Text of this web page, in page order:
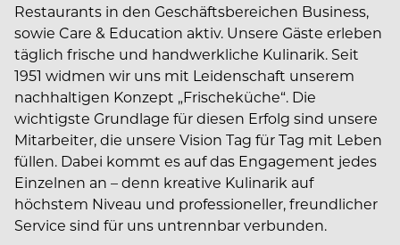
Restaurants in den Geschäftsbereichen Business,
sowie Care & Education aktiv. Unsere Gäste erleben
täglich frische und handwerkliche Kulinarik. Seit
1951 widmen wir uns mit Leidenschaft unserem
nachhaltigen Konzept „Frischeküche“. Die
wichtigste Grundlage für diesen Erfolg sind unsere
Mitarbeiter, die unsere Vision Tag für Tag mit Leben
füllen. Dabei kommt es auf das Engagement jedes
Einzelnen an – denn kreative Kulinarik auf
höchstem Niveau und professioneller, freundlicher
Service sind für uns untrennbar verbunden.